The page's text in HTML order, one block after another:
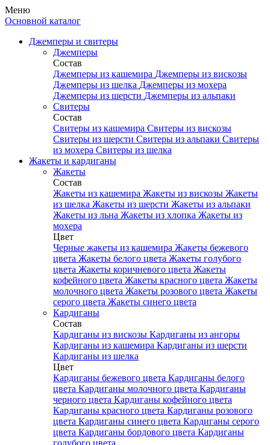
Меню
Основной каталог
Джемперы и свитеры
Джемперы
Состав
Джемперы из кашемира Джемперы из вискозы
Джемперы из шелка Джемперы из мохера
Джемперы из шерсти Джемперы из альпаки
Свитеры
Состав
Свитеры из кашемира Свитеры из вискозы
Свитеры из шерсти Свитеры из альпаки Свитеры
из мохера Свитеры из шелка
Жакеты и кардиганы
Жакеты
Состав
Жакеты из кашемира Жакеты из вискозы Жакеты
из шелка Жакеты из шерсти Жакеты из альпаки
Жакеты из льна Жакеты из хлопка Жакеты из
мохера
Цвет
Черные жакеты из кашемира Жакеты бежевого
цвета Жакеты белого цвета Жакеты голубого
цвета Жакеты коричневого цвета Жакеты
кофейного цвета Жакеты красного цвета Жакеты
молочного цвета Жакеты розового цвета Жакеты
серого цвета Жакеты синего цвета
Кардиганы
Состав
Кардиганы из вискозы Кардиганы из ангоры
Кардиганы из кашемира Кардиганы из шерсти
Кардиганы из шелка
Цвет
Кардиганы бежевого цвета Кардиганы белого
цвета Кардиганы молочного цвета Кардиганы
черного цвета Кардиганы кофейного цвета
Кардиганы красного цвета Кардиганы розового
цвета Кардиганы синего цвета Кардиганы серого
цвета Кардиганы бордового цвета Кардиганы
голубого цвета